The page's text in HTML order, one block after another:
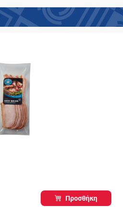
Προσθήκη